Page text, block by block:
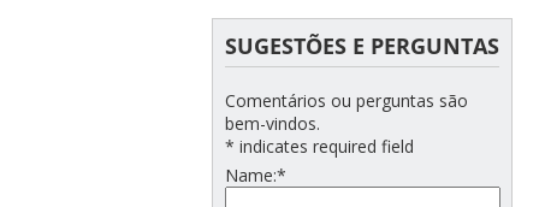
SUGESTÕES E PERGUNTAS
Comentários ou perguntas são
bem-vindos.
* indicates required field
Name:*